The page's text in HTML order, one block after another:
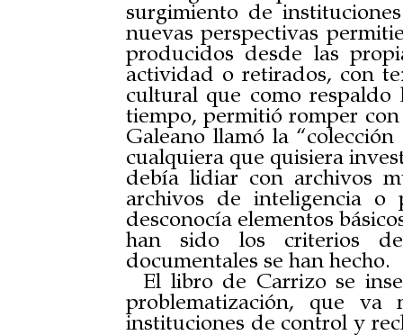
surgimiento de
nuevas perspectivas
producidos desde las
actividad o retirados, con
cultural que como respaldo
tiempo, permitió romper
Galeano llamó la
cualquiera que quisiera
debía lidiar con archivos
archivos de inteligencia
desconocía elementos
han sido los criterios de
documentales se han hecho.
El libro de Carrizo se
problematización, que
instituciones de control y